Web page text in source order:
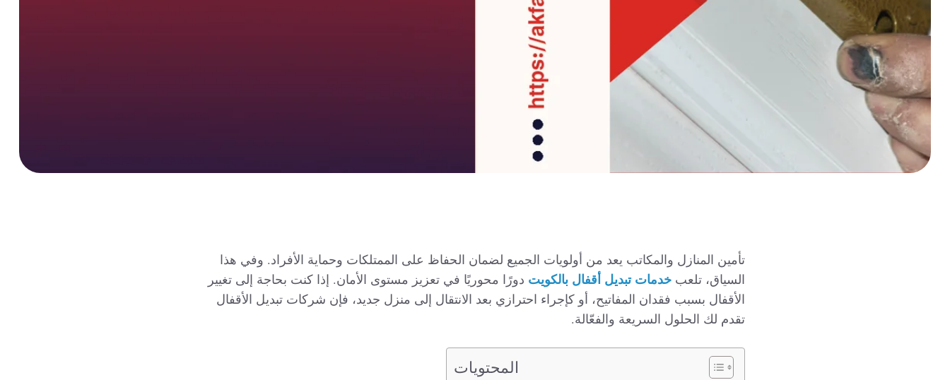
تأمين المنازل والمكاتب يعد من أولويات الجميع لضمان الحفاظ على الممتلكات وحماية الأفراد. وفي هذا
السياق، تلعب خدمات تبديل أقفال بالكويت دورًا محوريًا في تعزيز مستوى الأمان. إذا كنت بحاجة إلى تغيير
الأقفال بسبب فقدان المفاتيح، أو كإجراء احترازي بعد الانتقال إلى منزل جديد، فإن شركات تبديل الأقفال
تقدم لك الحلول السريعة والفعّالة.
المحتويات